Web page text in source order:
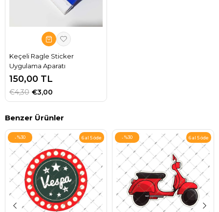
Keçeli Ragle Sticker
Uygulama Aparatı
150,00 TL
€3,00
€4,30
Benzer Ürünler
%30 6 al 5 öde %30 6 al 5 öde